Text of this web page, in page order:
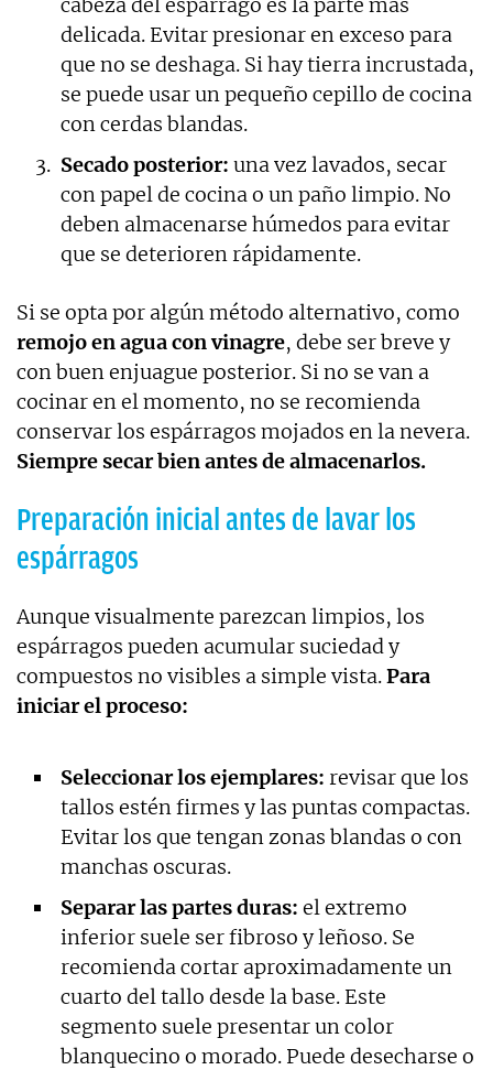
delicada. Evitar presionar en exceso para
que no se deshaga. Si hay tierra incrustada,
se puede usar un pequeño cepillo de cocina
con cerdas blandas.
Secado posterior: una vez lavados, secar
con papel de cocina o un paño limpio. No
deben almacenarse húmedos para evitar
que se deterioren rápidamente.
Si se opta por algún método alternativo, como
remojo en agua con vinagre, debe ser breve y
con buen enjuague posterior. Si no se van a
cocinar en el momento, no se recomienda
conservar los espárragos mojados en la nevera.
Siempre secar bien antes de almacenarlos.
Preparación inicial antes de lavar los
espárragos
Aunque visualmente parezcan limpios, los
espárragos pueden acumular suciedad y
compuestos no visibles a simple vista.Para
iniciar el proceso:
Seleccionar los ejemplares: revisar que los
tallos estén firmes y las puntas compactas.
Evitar los que tengan zonas blandas o con
manchas oscuras.
Separar las partes duras: el extremo
inferior suele ser fibroso y leñoso. Se
recomienda cortar aproximadamente un
cuarto del tallo desde la base. Este
segmento suele presentar un color
blanquecino o morado. Puede desecharse o